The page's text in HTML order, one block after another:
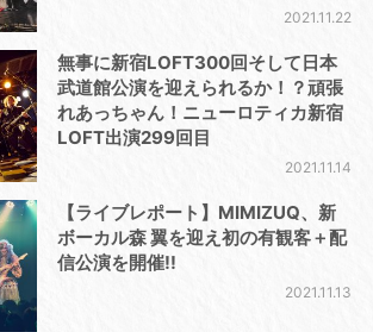
2021.11.22
無事に新宿LOFT300回そして日本
武道館公演を迎えられるか！？頑張
れあっちゃん！ニューロティカ新宿
LOFT出演299回目
2021.11.14
【ライブレポート】MIMIZUQ、新
ボーカル森 翼を迎え初の有観客＋配
信公演を開催!!
2021.11.13